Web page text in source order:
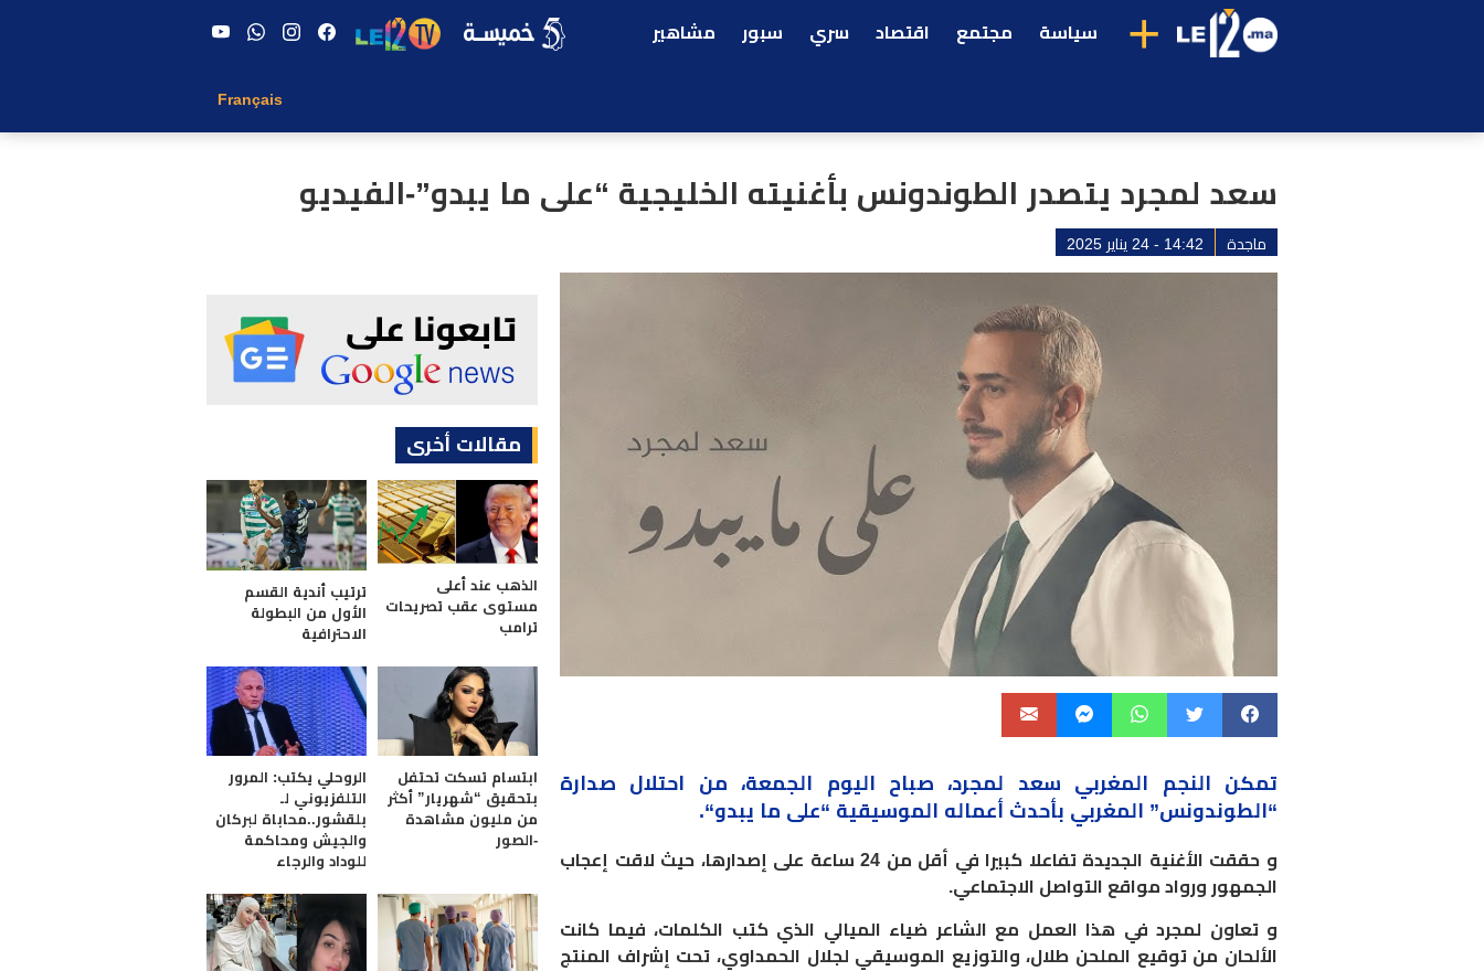
+ سياسة مجتمع اقتصاد سري سبور مشاهير
Français
سعد لمجرد يتصدر الطوندونس بأغنيته الخليجية “على ما يبدو”-الفيديو
ماجدة 14:42 - 24 يناير 2025
تمكن النجم المغربي سعد لمجرد، صباح اليوم الجمعة، من احتلال صدارة
“الطوندونس” المغربي بأحدث أعماله الموسيقية “على ما يبدو“.
و حققت الأغنية الجديدة تفاعلا كبيرا في أقل من 24 ساعة على إصدارها، حيث لاقت إعجاب
الجمهور ورواد مواقع التواصل الاجتماعي.
و تعاون لمجرد في هذا العمل مع الشاعر ضياء الميالي الذي كتب الكلمات، فيما كانت
الألحان من توقيع الملحن طلال، والتوزيع الموسيقي لجلال الحمداوي، تحت إشراف المنتج
مقالات أخرى
الذهب عند أعلى
مستوى عقب تصريحات
ترامب
ترتيب أندية القسم
الأول من البطولة
الاحترافية
ابتسام تسكت تحتفل
بتحقيق “شهريار” أكثر
من مليون مشاهدة
-الصور
الروحلي يكتب: المرور
التلفزيوني لـ
بلقشور..محاباة لبركان
والجيش ومحاكمة
للوداد والرجاء